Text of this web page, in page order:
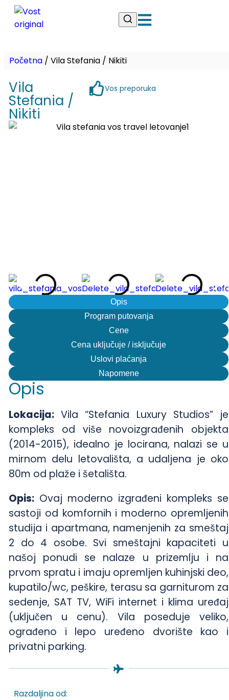
Početna / Vila Stefania / Nikiti
Vila
Stefania /
Nikiti
Vos preporuka
Opis
Program putovanja
Cene
Cena uključuje / isključuje
Uslovi plaćanja
Napomene
Opis
Lokacija:Vila “Stefania Luxury Studios” je
kompleks od više novoizgrađenih objekta
(2014-2015), idealno je locirana, nalazi se u
mirnom delu letovališta, a udaljena je oko
80m od plaže i šetališta.
Opis:Ovaj moderno izgrađeni kompleks se
sastoji od komfornih i moderno opremljenih
studija i apartmana, namenjenih za smeštaj
2 do 4 osobe. Svi smeštajni kapaciteti u
našoj ponudi se nalaze u prizemlju i na
prvom spratu i imaju opremljen kuhinjski deo,
kupatilo/wc, peškire, terasu sa garniturom za
sedenje, SAT TV, WiFi internet i klima uređaj
(uključen u cenu). Vila poseduje veliko,
ograđeno i lepo uređeno dvorište kao i
privatni parking.
Razdaljina od: